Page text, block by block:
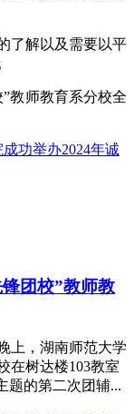
了解以及需要以平
教师教育系分校全
功举办2024年诚
团校”教师教
上，湖南师范大学
在树达楼103教室
题的第二次团辅...